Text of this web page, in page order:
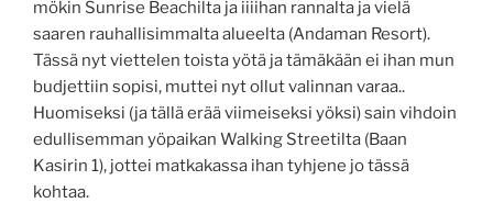
mökin Sunrise Beachilta ja iiiihan rannalta ja vielä
saaren rauhallisimmalta alueelta (Andaman Resort).
Tässä nyt viettelen toista yötä ja tämäkään ei ihan mun
budjettiin sopisi, muttei nyt ollut valinnan varaa..
Huomiseksi (ja tällä erää viimeiseksi yöksi) sain vihdoin
edullisemman yöpaikan Walking Streetilta (Baan
Kasirin 1), jottei matkakassa ihan tyhjene jo tässä
kohtaa.